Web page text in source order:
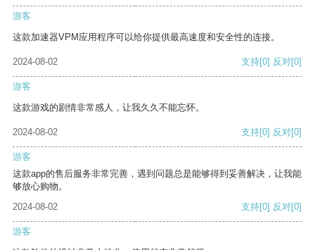
游客
这款加速器VPM应用程序可以给你提供最高速度和安全性的连接。
2024-08-02 支持[0] 反对[0]
游客
这款游戏的剧情非常感人，让我久久不能忘怀。
2024-08-02 支持[0] 反对[0]
游客
这款app的售后服务非常完善，遇到问题总是能够得到妥善解决，让我能
够放心购物。
2024-08-02
支持[0] 反对[0]
游客